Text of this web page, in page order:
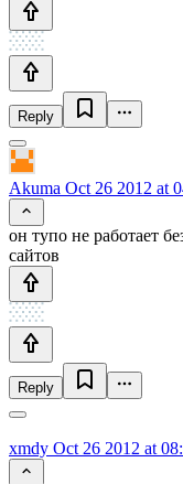
Reply
Akuma Oct 26 2012 at
он тупо не работает
сайтов
Reply
xmdy Oct 26 2012 at